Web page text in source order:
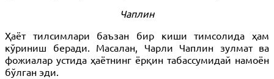
Чаплин
Ҳаёт тилсимлари баъзан бир киши тимсолида ҳам
кўриниш беради. Масалан, Чарли Чаплин зулмат ва
фожиалар устида ҳаётнинг ёрқин табассумидай намоён
бўлган эди.